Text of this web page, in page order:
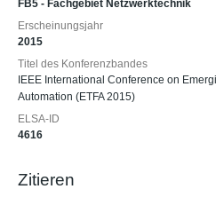
FB5 - Fachgebiet Netzwerktechnik
Erscheinungsjahr
2015
Titel des Konferenzbandes
IEEE International Conference on
Automation (ETFA 2015)
ELSA-ID
4616
Zitieren